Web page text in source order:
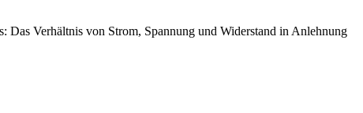
Das Verhältnis von Strom, Spannung und Widerstand in Anlehnung